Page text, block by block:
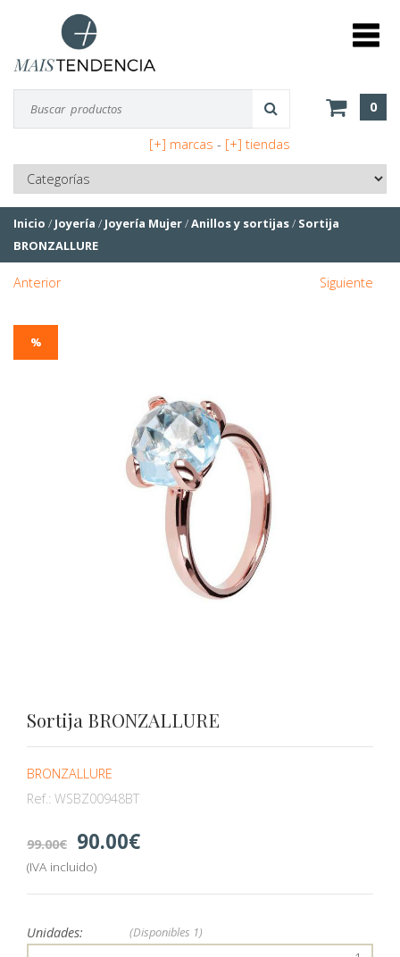
0
[+] marcas - [+] tiendas
Inicio / Joyería / Joyería Mujer/Anillos y sortijas/ Sortija
BRONZALLURE
Anterior Siguiente
Sortija BRONZALLURE
BRONZALLURE
Ref.: WSBZ00948BT
99.00 90.00
(IVA incluido)
%
Unidades: (Disponibles 1)